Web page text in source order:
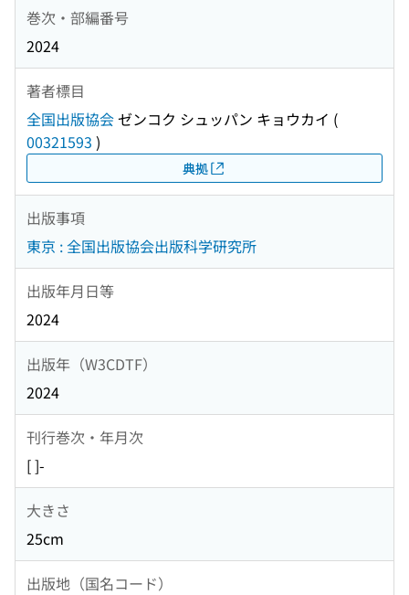
巻次・部編番号
2024
著者標目
全国出版協会ゼンコク シュッパン キョウカイ (
00321593 )
典拠
出版事項
東京 : 全国出版協会出版科学研究所
出版年月日等
2024
出版年（W3CDTF）
2024
刊行巻次・年月次
[ ]-
大きさ
25cm
出版地（国名コード）